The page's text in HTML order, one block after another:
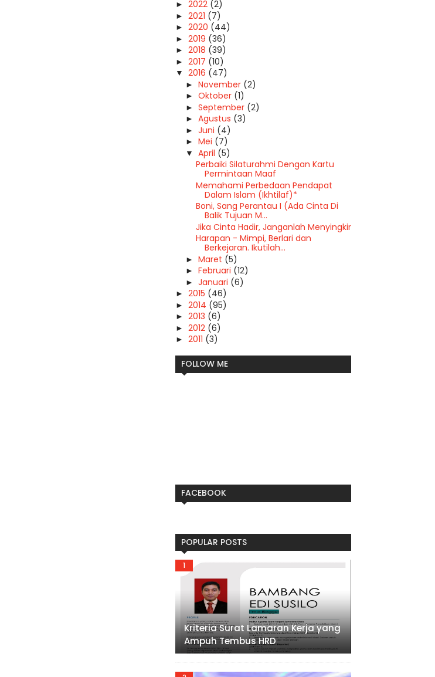
► 2022 (2)
► 2021 (7)
► 2020 (44)
► 2019 (36)
► 2018 (39)
► 2017 (10)
▼ 2016 (47)
► November (2)
► Oktober (1)
► September (2)
► Agustus (3)
► Juni (4)
► Mei (7)
▼ April (5)
Perbaiki Silaturahmi Dengan Kartu
Permintaan Maaf
Memahami Perbedaan Pendapat
Dalam Islam (Ikhtilaf)*
Boni, Sang Perantau I (Ada Cinta Di
Balik Tujuan M...
Jika Cinta Hadir, Janganlah Menyingkir
Harapan - Mimpi, Berlari dan
Berkejaran. Ikutilah…
► Maret (5)
► Februari (12)
► Januari (6)
► 2015 (46)
► 2014 (95)
► 2013 (6)
► 2012 (6)
► 2011 (3)
FOLLOW ME
FACEBOOK
POPULAR POSTS
Kriteria Surat Lamaran Kerja yang
Ampuh Tembus HRD